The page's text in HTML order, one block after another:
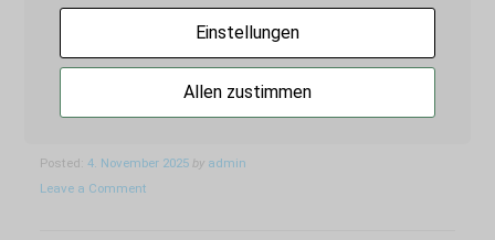
Tags: Brennnesselpapier | Gemeinsinn |
Naturworkshops;
Qigong | Tagungsprogramm
Posted: 4. November 2025 by admin
Leave a Comment
Einstellungen
Allen zustimmen